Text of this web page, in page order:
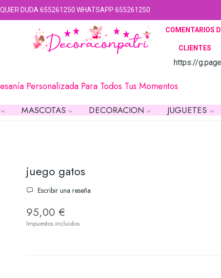
DUDA 655261250 WHATSAPP 655261250
COMENTARIOS
CLIENTES
https://
Personalizada Para Todos Tus Momentos
MASCOTAS DECORACION JUGUETES
juego gatos
Escribir una reseña
95,00 €
Impuestos incluidos